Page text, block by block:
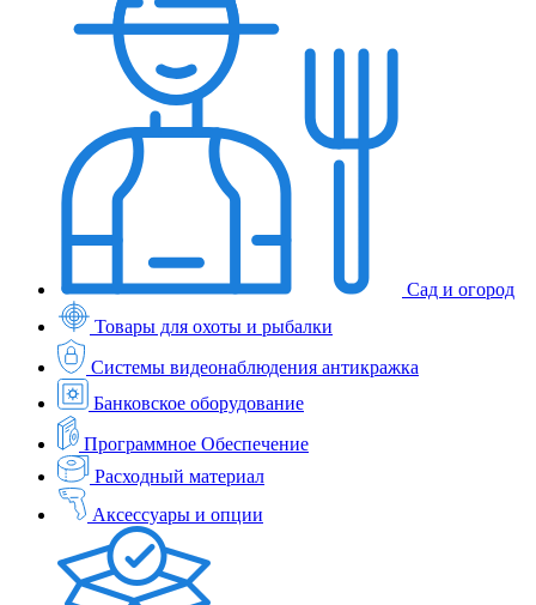
Сад и огород
Товары для охоты и рыбалки
Системы видеонаблюдения антикражка
Банковское оборудование
Программное Обеспечение
Расходный материал
Аксессуары и опции